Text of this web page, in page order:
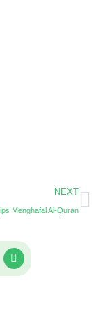
NEXT
Menghafal Al-Quran